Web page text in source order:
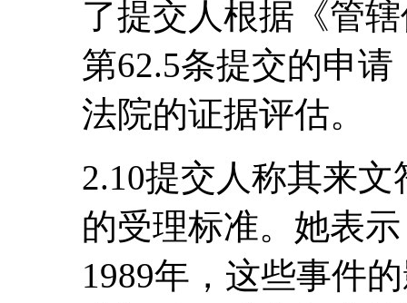
了提交人根据《管
第62.5条提交的申
法院的证据评估。
2.10提交人称其来
的受理标准。她表
1989年，这些事件